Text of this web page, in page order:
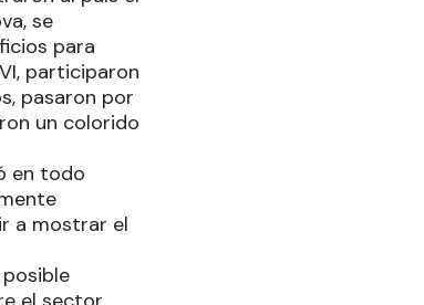
se
para
participaron
pasaron por
un colorido
en todo
a mostrar el